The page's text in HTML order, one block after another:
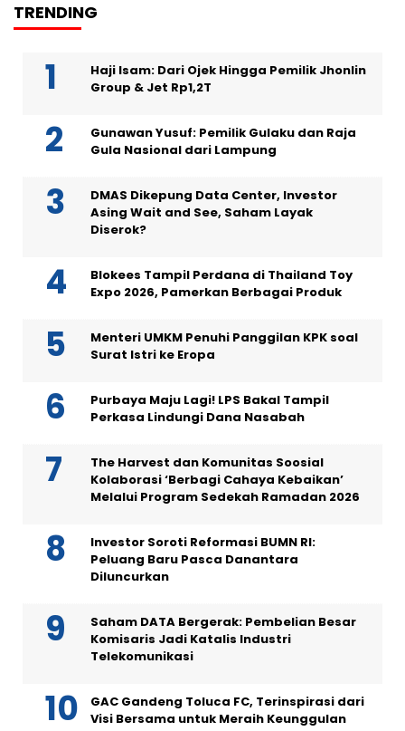
TRENDING
Haji Isam: Dari Ojek Hingga Pemilik Jhonlin
Group & Jet Rp1,2T
Gunawan Yusuf: Pemilik Gulaku dan Raja
Gula Nasional dari Lampung
DMAS Dikepung Data Center, Investor
Asing Wait and See, Saham Layak
Diserok?
Blokees Tampil Perdana di Thailand Toy
Expo 2026, Pamerkan Berbagai Produk
Menteri UMKM Penuhi Panggilan KPK soal
Surat Istri ke Eropa
Purbaya Maju Lagi! LPS Bakal Tampil
Perkasa Lindungi Dana Nasabah
The Harvest dan Komunitas Soosial
Kolaborasi ‘Berbagi Cahaya Kebaikan’
Melalui Program Sedekah Ramadan 2026
Investor Soroti Reformasi BUMN RI:
Peluang Baru Pasca Danantara
Diluncurkan
Saham DATA Bergerak: Pembelian Besar
Komisaris Jadi Katalis Industri
Telekomunikasi
GAC Gandeng Toluca FC, Terinspirasi dari
Visi Bersama untuk Meraih Keunggulan